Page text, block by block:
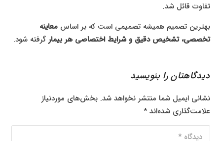
تفاوت قائل شد.
بهترین تصمیم همیشه تصمیمی است که بر اساسمعاینه
تخصصی، تشخیص دقیق و شرایط اختصاصی هر بیمارگرفته شود.
دیدگاهتان را بنویسید
نشانی ایمیل شما منتشر نخواهد شد. بخش‌های موردنیاز
علامت‌گذاری شده‌اند*